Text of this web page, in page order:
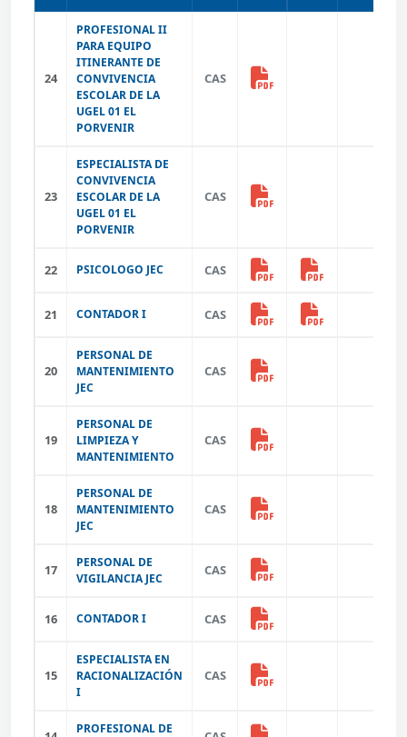
24
PROFESIONAL II
PARA EQUIPO
ITINERANTE DE
CONVIVENCIA
ESCOLAR DE LA
UGEL 01 EL
PORVENIR
CAS
23
ESPECIALISTA DE
CONVIVENCIA
ESCOLAR DE LA
UGEL 01 EL
PORVENIR
CAS
22 PSICOLOGO JEC CAS
21 CONTADOR I CAS
20
PERSONAL DE
MANTENIMIENTO
JEC
CAS
19
PERSONAL DE
LIMPIEZA Y
MANTENIMIENTO
CAS
18
PERSONAL DE
MANTENIMIENTO
JEC
CAS
17
PERSONAL DE
VIGILANCIA JEC
CAS
16 CONTADOR I CAS
15
ESPECIALISTA EN
RACIONALIZACIÓN
I
CAS
PROFESIONAL DE